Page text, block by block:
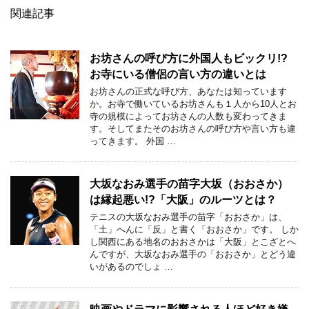
関連記事
お坊さんの呼び方に外国人もビックリ!?
お寺にいる僧侶の言い方の違いとは
お坊さんの正式な呼び方、あなたは知っています
か。お寺で働いているお坊さんも１人から10人とお
寺の規模によってお坊さんの人数も変わってきま
す。そしてまたそのお坊さんの呼び方や言い方も違
ってきます。 外国 …
大坂なおみ選手の苗字大坂（おおさか）
は縁起悪い!?「大阪」のルーツとは？
テニスの大坂なおみ選手の苗字「おおさか」は、
「土」へんに「反」と書く「おおさか」です。 しか
し関西にある地名のおおさかは「大阪」とこざとへ
んですが、大坂なおみ選手の「おおさか」とどう違
いがあるのでしょ …